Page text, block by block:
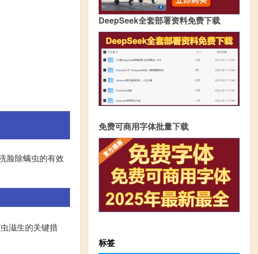
脸除螨虫的有效
滋生的关键措
DeepSeek全套部署资料免费下载
免费可商用字体批量下载
标签